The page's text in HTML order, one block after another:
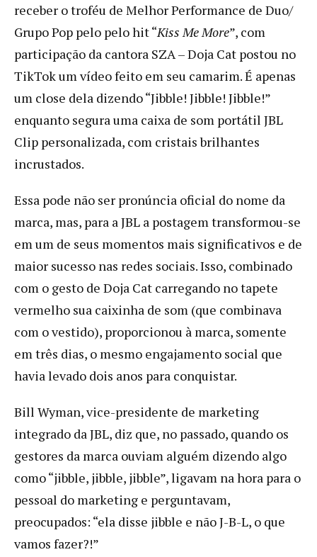
receber o troféu de Melhor Performance de Duo/
Grupo Pop pelo pelo hit “Kiss Me More”, com
participação da cantora SZA – Doja Cat postou no
TikTok um vídeo feito em seu camarim. É apenas
um close dela dizendo “Jibble! Jibble! Jibble!”
enquanto segura uma caixa de som portátil JBL
Clip personalizada, com cristais brilhantes
incrustados.
Essa pode não ser pronúncia oficial do nome da
marca, mas, para a JBL a postagem transformou-se
em um de seus momentos mais significativos e de
maior sucesso nas redes sociais. Isso, combinado
com o gesto de Doja Cat carregando no tapete
vermelho sua caixinha de som (que combinava
com o vestido), proporcionou à marca, somente
em três dias, o mesmo engajamento social que
havia levado dois anos para conquistar.
Bill Wyman, vice-presidente de marketing
integrado da JBL, diz que, no passado, quando os
gestores da marca ouviam alguém dizendo algo
como “jibble, jibble, jibble”, ligavam na hora para o
pessoal do marketing e perguntavam,
preocupados: “ela disse jibble e não J-B-L, o que
vamos fazer?!”